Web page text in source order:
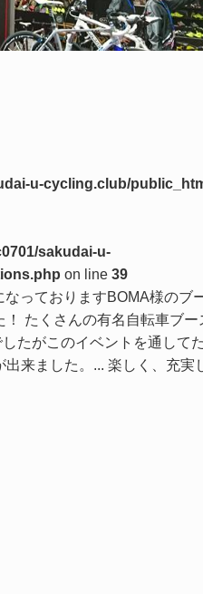
u-cycling.club/
sakudai-u-
on line 39
っておりますBOMA様のブ
たくさんの有名自転車ブー
たがこのイベントを通して
来ました。... 楽しく、充実